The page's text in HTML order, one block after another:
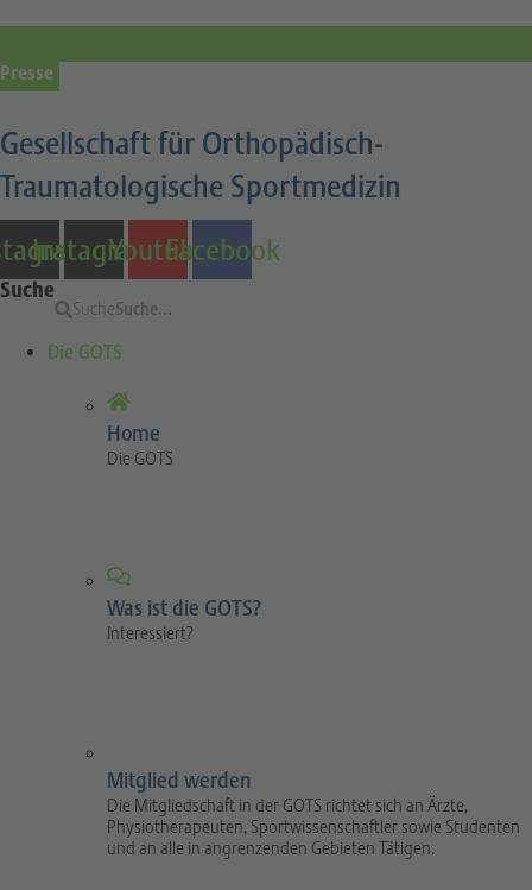
Presse
Gesellschaft für Orthopädisch-
Traumatologische Sportmedizin
InstagramYoutubeFacebook
Suche
Suche
Die GOTS
Home
Die GOTS
Was ist die GOTS?
Interessiert?
Mitglied werden
Die Mitgliedschaft in der GOTS richtet sich an Ärzte,
Physiotherapeuten, Sportwissenschaftler sowie Studenten
und an alle in angrenzenden Gebieten Tätigen.